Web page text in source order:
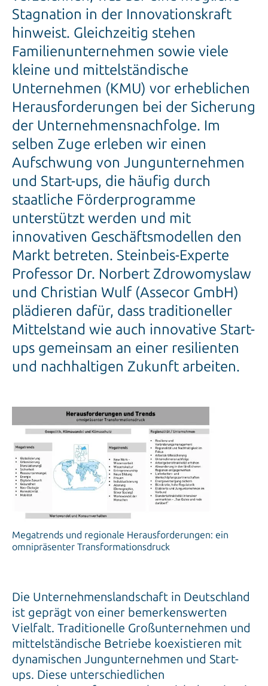
hinweist. Gleichzeitig stehen
Familienunternehmen sowie viele
kleine und mittelständische
Unternehmen (KMU) vor erheblichen
Herausforderungen bei der Sicherung
der Unternehmensnachfolge. Im
selben Zuge erleben wir einen
Aufschwung von Jungunternehmen
und Start-ups, die häufig durch
staatliche Förderprogramme
unterstützt werden und mit
innovativen Geschäftsmodellen den
Markt betreten. Steinbeis-Experte
Professor Dr. Norbert Zdrowomyslaw
und Christian Wulf (Assecor GmbH)
plädieren dafür, dass traditioneller
Mittelstand wie auch innovative Start-
ups gemeinsam an einer resilienten
und nachhaltigen Zukunft arbeiten.
Megatrends und regionale Herausforderungen: ein
ist geprägt von einer bemerkenswerten
Vielfalt. Traditionelle Großunternehmen und
mittelständische Betriebe koexistieren mit
dynamischen Jungunternehmen und Start-
ups. Diese unterschiedlichen
Unternehmensformen sehen sich derzeit mit